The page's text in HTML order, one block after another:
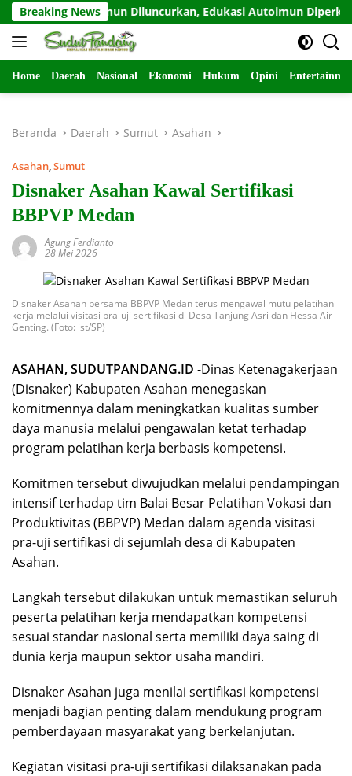
Langsung
ke
konten
Breaking News
Odamun Diluncurkan, Edukasi Autoimun Diperkuat
Home Daerah Nasional Ekonomi Hukum Opini
Beranda Daerah Sumut Asahan
Asahan,Sumut
Disnaker Asahan Kawal Sertifikasi
BBPVP Medan
Agung Ferdianto
28 Mei 2026
Disnaker Asahan bersama BBPVP Medan terus mengawal mutu pelatihan
kerja melalui visitasi pra-uji sertifikasi di Desa Tanjung Asri dan Hessa Air
Genting. (Foto: ist/SP)
ASAHAN, SUDUTPANDANG.ID -Dinas Ketenagakerjaan
(Disnaker) Kabupaten Asahan menegaskan
komitmennya dalam meningkatkan kualitas sumber
daya manusia melalui pengawalan ketat terhadap
program pelatihan kerja berbasis kompetensi.
Komitmen tersebut diwujudkan melalui pendampingan
intensif terhadap tim Balai Besar Pelatihan Vokasi dan
Produktivitas (BBPVP) Medan dalam agenda visitasi
pra-uji sertifikasi di sejumlah desa di Kabupaten
Asahan.
Langkah tersebut dilakukan untuk memastikan seluruh
peserta pelatihan kerja mendapatkan kompetensi
sesuai standar nasional serta memiliki daya saing di
dunia kerja maupun sektor usaha mandiri.
Disnaker Asahan juga menilai sertifikasi kompetensi
menjadi bagian penting dalam mendukung program
pemberdayaan masyarakat yang berkelanjutan.
Kegiatan visitasi pra-uji sertifikasi dilaksanakan pada